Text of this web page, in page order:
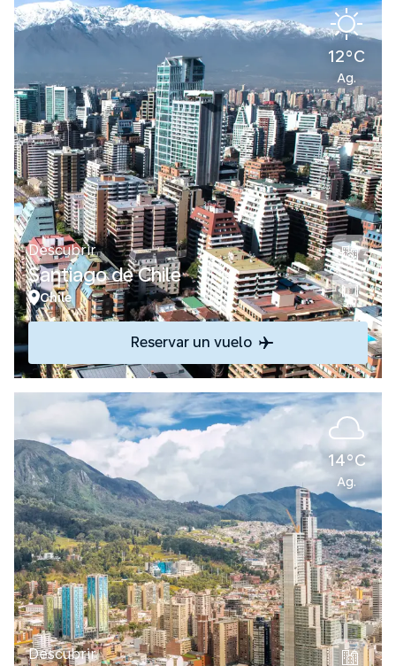
12°C
Ag.
Descubrir
Santiago de Chile
Chile
Reservar un vuelo
14°C
Ag.
Descubrir